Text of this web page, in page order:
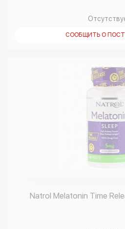
СООБЩИТЬ О
Natrol Melatonin Time